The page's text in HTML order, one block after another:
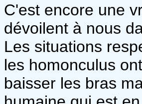
C'est encore une
dévoilent à nous
Les situations
les homonculus
baisser les bras